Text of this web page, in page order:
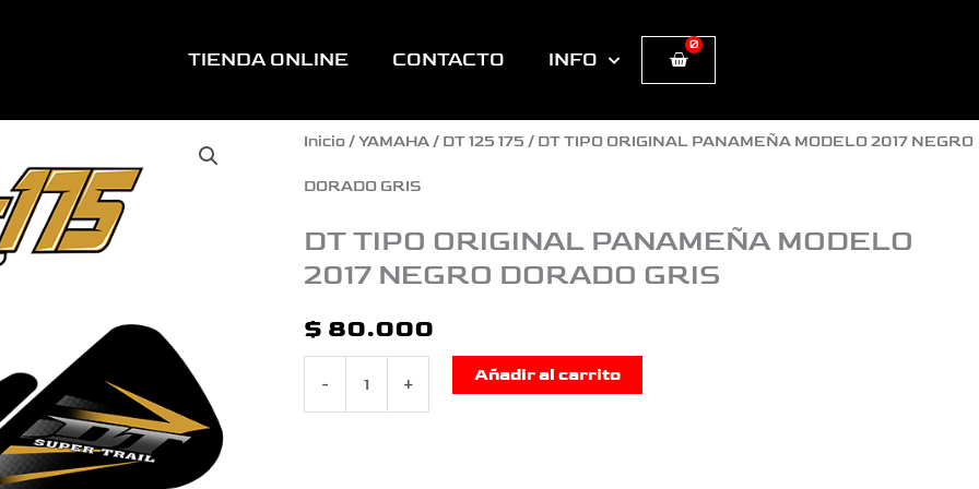
TIENDA ONLINE CONTACTO INFO
0
Cart
Inicio/YAMAHA/ DT 125 175 / DT TIPO ORIGINAL PANAMEÑA MODELO 2017 NEGRO
DORADO GRIS
DT TIPO ORIGINAL PANAMEÑA MODELO
2017 NEGRO DORADO GRIS
$ 80.000
-
DT
TIPO
ORIGINAL
PANAMEÑA
MODELO
NEGRO
+ Añadir al carrito